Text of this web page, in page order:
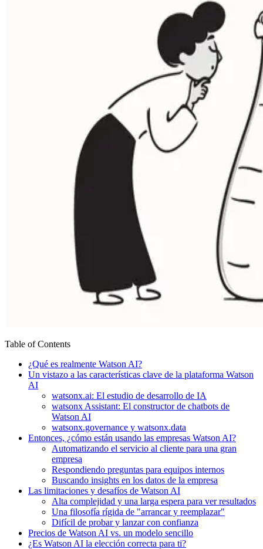
Table of Contents
¿Qué es realmente Watson AI?
Un vistazo a las características clave de la plataforma Watson
AI
watsonx.ai: El estudio de desarrollo de IA
watsonx Assistant: El constructor de chatbots de
Watson AI
watsonx.governance y watsonx.data
Entonces, ¿cómo están usando las empresas Watson AI?
Automatizando el servicio al cliente para una gran
empresa
Respondiendo preguntas para equipos internos
Buscando insights en los datos de la empresa
Las limitaciones y desafíos de Watson AI
Alta complejidad y una larga espera para ver resultados
Una filosofía rígida de "arrancar y reemplazar"
Difícil de probar y lanzar con confianza
Precios de Watson AI vs. un modelo sencillo
¿Es Watson AI la elección correcta para ti?